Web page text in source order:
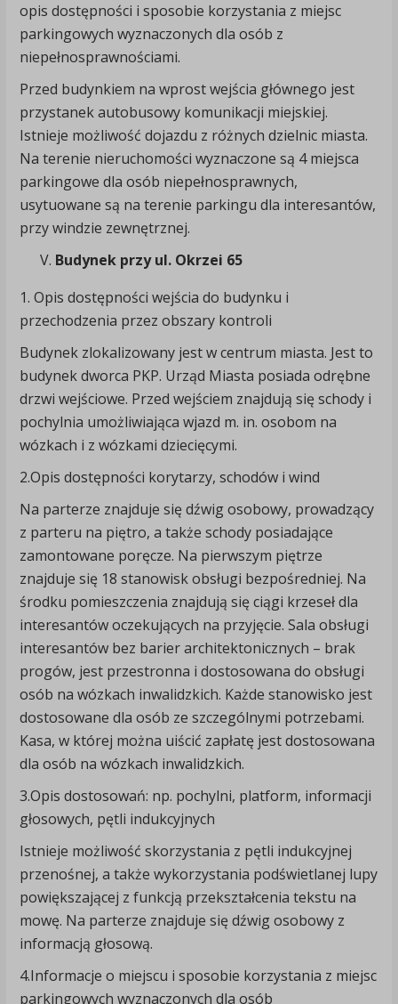
opis dostępności i sposobie korzystania z miejsc
parkingowych wyznaczonych dla osób z
niepełnosprawnościami.
Przed budynkiem na wprost wejścia głównego jest
przystanek autobusowy komunikacji miejskiej.
Istnieje możliwość dojazdu z różnych dzielnic miasta.
Na terenie nieruchomości wyznaczone są 4 miejsca
parkingowe dla osób niepełnosprawnych,
usytuowane są na terenie parkingu dla interesantów,
przy windzie zewnętrznej.
Budynek przy ul. Okrzei 65
1. Opis dostępności wejścia do budynku i
przechodzenia przez obszary kontroli
Budynek zlokalizowany jest w centrum miasta. Jest to
budynek dworca PKP. Urząd Miasta posiada odrębne
drzwi wejściowe. Przed wejściem znajdują się schody i
pochylnia umożliwiająca wjazd m. in. osobom na
wózkach i z wózkami dziecięcymi.
2.Opis dostępności korytarzy, schodów i wind
Na parterze znajduje się dźwig osobowy, prowadzący
z parteru na piętro, a także schody posiadające
zamontowane poręcze. Na pierwszym piętrze
znajduje się 18 stanowisk obsługi bezpośredniej. Na
środku pomieszczenia znajdują się ciągi krzeseł dla
interesantów oczekujących na przyjęcie. Sala obsługi
interesantów bez barier architektonicznych – brak
progów, jest przestronna i dostosowana do obsługi
osób na wózkach inwalidzkich. Każde stanowisko jest
dostosowane dla osób ze szczególnymi potrzebami.
Kasa, w której można uiścić zapłatę jest dostosowana
dla osób na wózkach inwalidzkich.
3.Opis dostosowań: np. pochylni, platform, informacji
głosowych, pętli indukcyjnych
Istnieje możliwość skorzystania z pętli indukcyjnej
przenośnej, a także wykorzystania podświetlanej lupy
powiększającej z funkcją przekształcenia tekstu na
mowę. Na parterze znajduje się dźwig osobowy z
informacją głosową.
4.Informacje o miejscu i sposobie korzystania z miejsc
parkingowych wyznaczonych dla osób